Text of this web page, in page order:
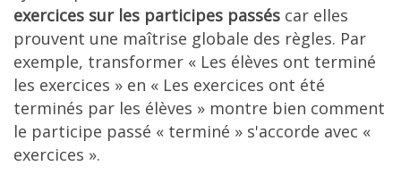
exercices sur les participes passés car elles
prouvent une maîtrise globale des règles. Par
exemple, transformer « Les élèves ont terminé
les exercices » en « Les exercices ont été
terminés par les élèves » montre bien comment
le participe passé « terminé » s'accorde avec «
exercices ».